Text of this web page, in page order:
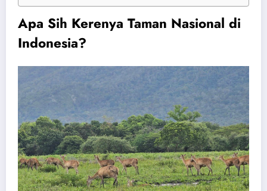
Apa Sih Kerenya Taman Nasional di
Indonesia?